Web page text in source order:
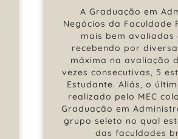
A Graduação em
Negócios da Faculdade
mais bem avaliadas
recebendo por
máxima na avaliação
vezes consecutivas, 5
Estudante. Aliás, o
realizado pelo MEC
Graduação em
grupo seleto no qual
das faculdades